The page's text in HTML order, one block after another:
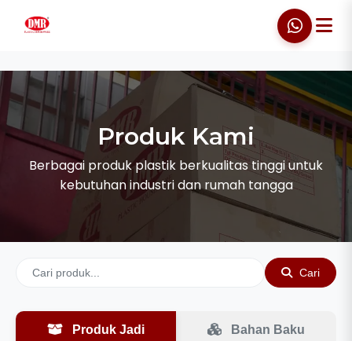
Produk Kami
Berbagai produk plastik berkualitas tinggi untuk
kebutuhan industri dan rumah tangga
Cari
Produk Jadi Bahan Baku